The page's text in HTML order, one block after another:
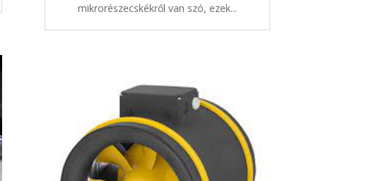
mikrorészecskékről van szó, ezek...